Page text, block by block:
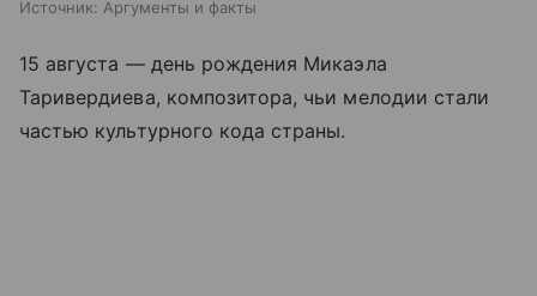
Источник: Аргументы и факты
15 августа — день рождения Микаэла
Таривердиева, композитора, чьи мелодии стали
частью культурного кода страны.